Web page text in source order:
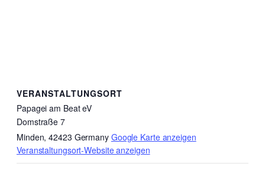
VERANSTALTUNGSORT
Papagei am Beat eV
Domstraße 7
Minden, 42423 Germany Google Karte anzeigen
Veranstaltungsort-Website anzeigen